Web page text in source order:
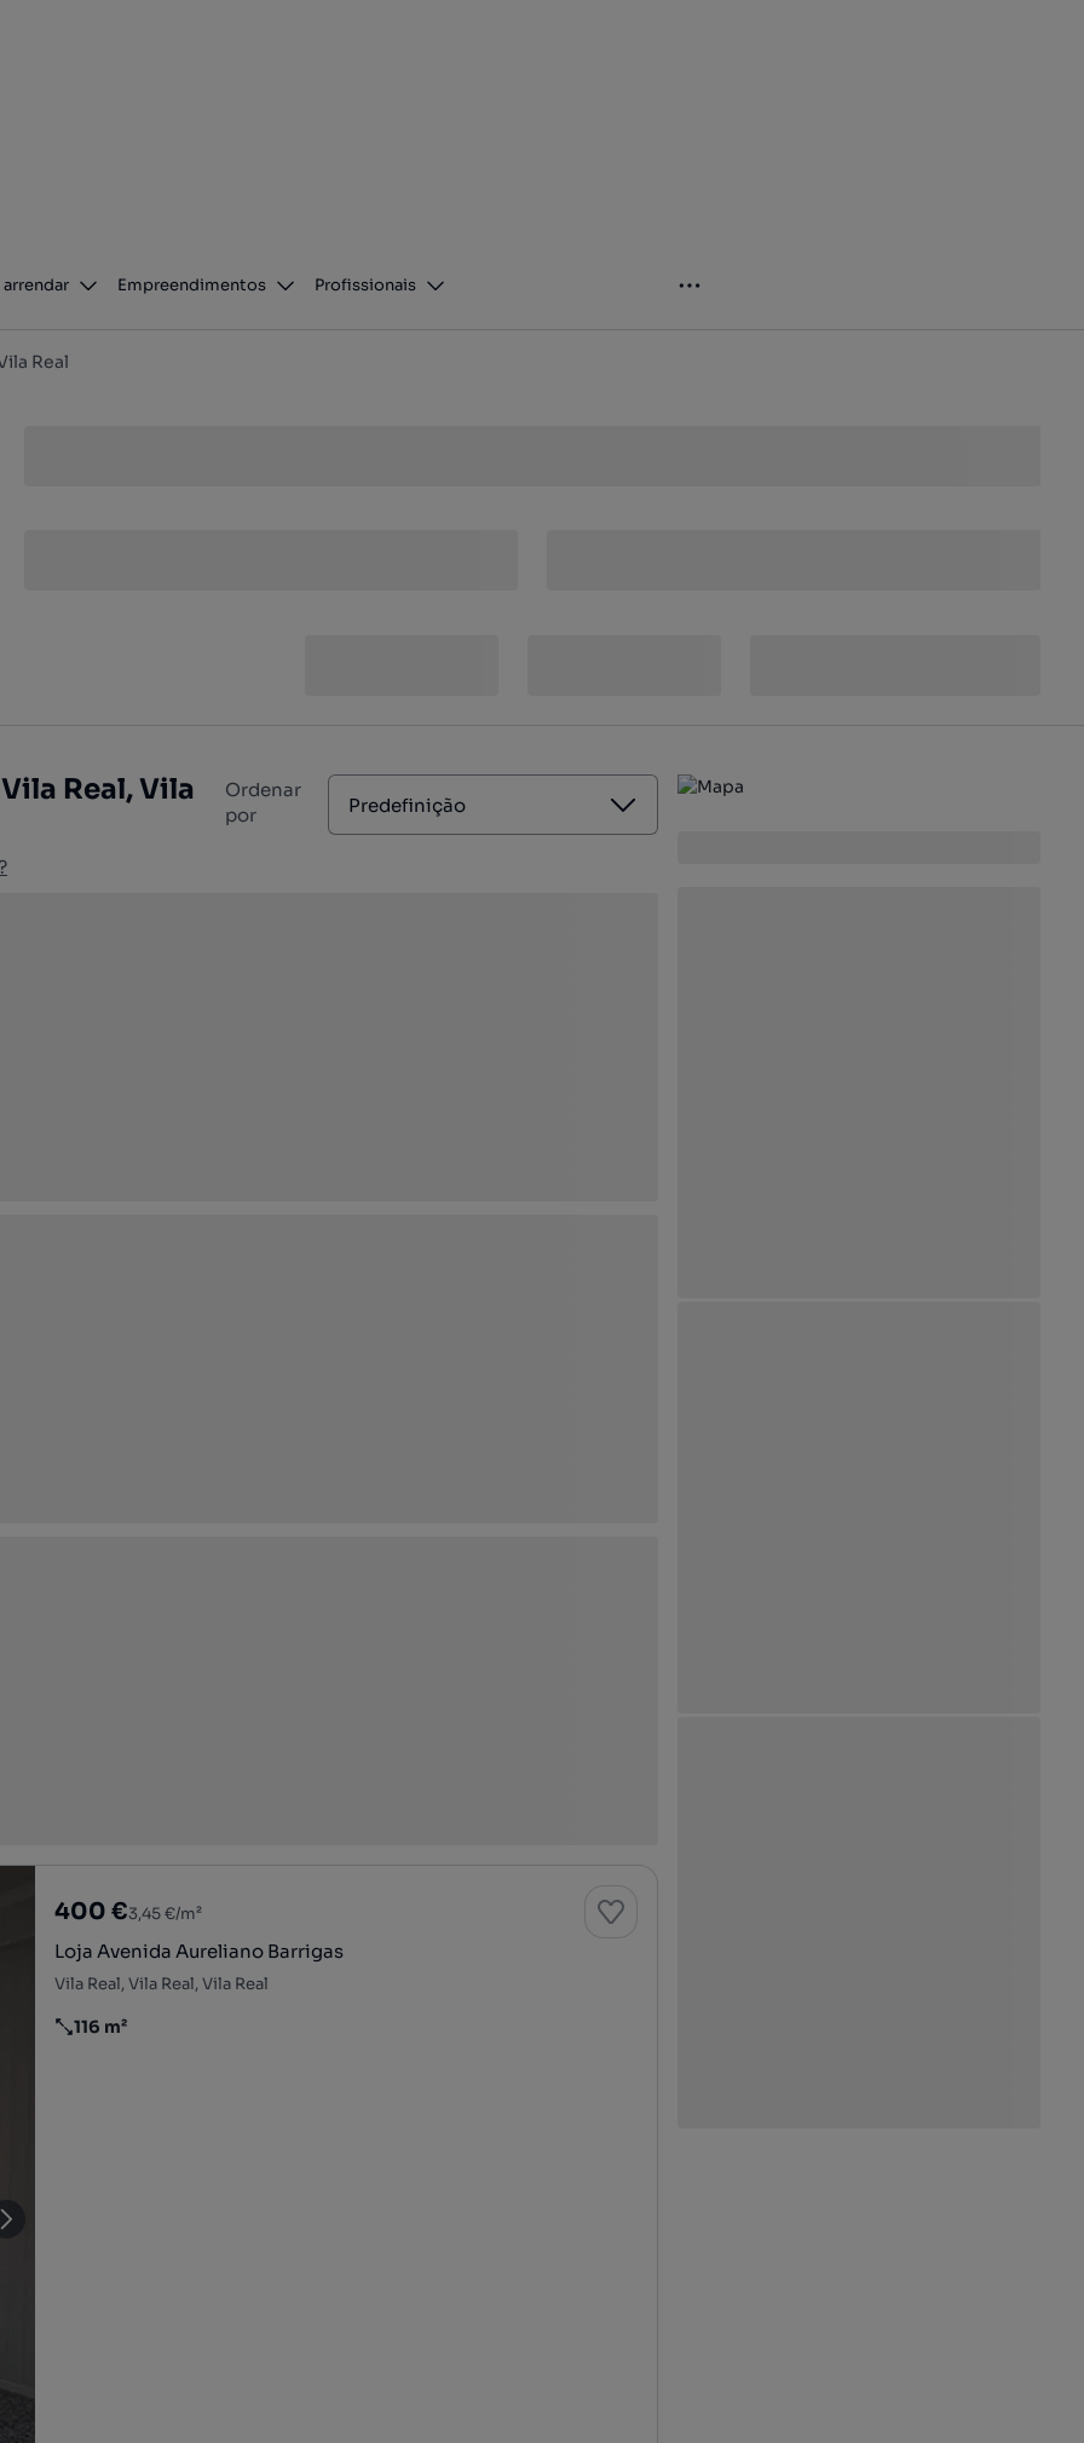
arrendar Empreendimentos Profissionais
Real
Real, Vila
Ordenar
por
Predefinição
400 €3,45 €/m²
Loja Avenida Aureliano Barrigas
Vila Real, Vila Real, Vila Real
Preço por metro quadrado
116 m²